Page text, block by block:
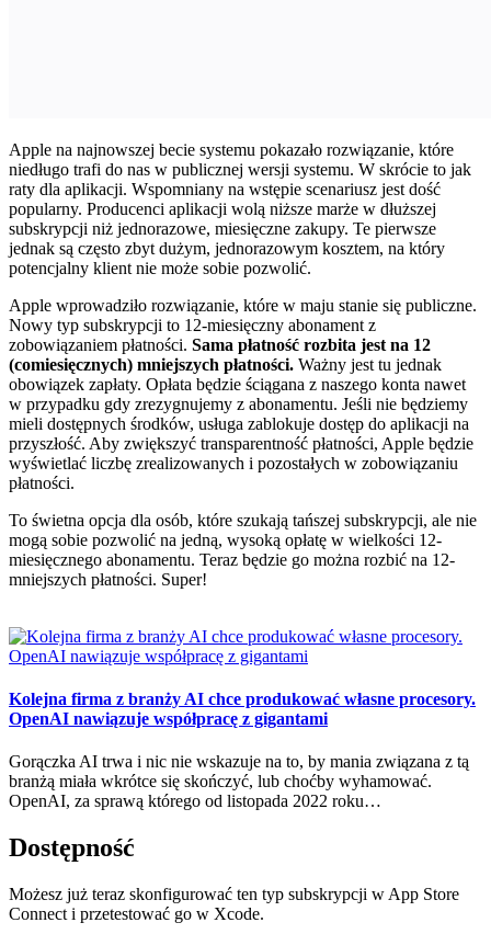
Apple na najnowszej becie systemu pokazało rozwiązanie, które
niedługo trafi do nas w publicznej wersji systemu. W skrócie to jak
raty dla aplikacji. Wspomniany na wstępie scenariusz jest dość
popularny. Producenci aplikacji wolą niższe marże w dłuższej
subskrypcji niż jednorazowe, miesięczne zakupy. Te pierwsze
jednak są często zbyt dużym, jednorazowym kosztem, na który
potencjalny klient nie może sobie pozwolić.
Apple wprowadziło rozwiązanie, które w maju stanie się publiczne.
Nowy typ subskrypcji to 12-miesięczny abonament z
zobowiązaniem płatności. Sama płatność rozbita jest na 12
(comiesięcznych) mniejszych płatności. Ważny jest tu jednak
obowiązek zapłaty. Opłata będzie ściągana z naszego konta nawet
w przypadku gdy zrezygnujemy z abonamentu. Jeśli nie będziemy
mieli dostępnych środków, usługa zablokuje dostęp do aplikacji na
przyszłość. Aby zwiększyć transparentność płatności, Apple będzie
wyświetlać liczbę zrealizowanych i pozostałych w zobowiązaniu
płatności.
To świetna opcja dla osób, które szukają tańszej subskrypcji, ale nie
mogą sobie pozwolić na jedną, wysoką opłatę w wielkości 12-
miesięcznego abonamentu. Teraz będzie go można rozbić na 12-
mniejszych płatności. Super!
Kolejna firma z branży AI chce produkować własne procesory.
OpenAI nawiązuje współpracę z gigantami
Gorączka AI trwa i nic nie wskazuje na to, by mania związana z tą
branżą miała wkrótce się skończyć, lub choćby wyhamować.
OpenAI, za sprawą którego od listopada 2022 roku…
Dostępność
Możesz już teraz skonfigurować ten typ subskrypcji w App Store
Connect i przetestować go w Xcode.